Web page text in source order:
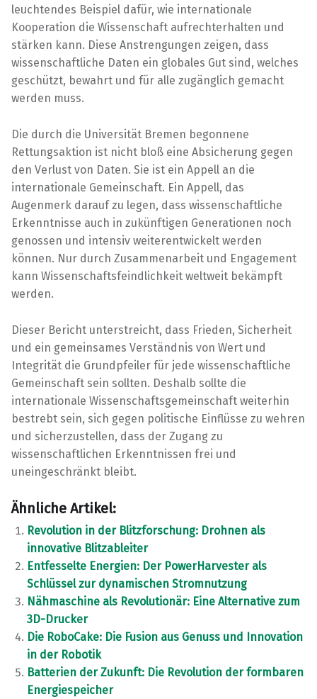
leuchtendes Beispiel dafür, wie internationale
Kooperation die Wissenschaft aufrechterhalten und
stärken kann. Diese Anstrengungen zeigen, dass
wissenschaftliche Daten ein globales Gut sind, welches
geschützt, bewahrt und für alle zugänglich gemacht
werden muss.
Die durch die Universität Bremen begonnene
Rettungsaktion ist nicht bloß eine Absicherung gegen
den Verlust von Daten. Sie ist ein Appell an die
internationale Gemeinschaft. Ein Appell, das
Augenmerk darauf zu legen, dass wissenschaftliche
Erkenntnisse auch in zukünftigen Generationen noch
genossen und intensiv weiterentwickelt werden
können. Nur durch Zusammenarbeit und Engagement
kann Wissenschaftsfeindlichkeit weltweit bekämpft
werden.
Dieser Bericht unterstreicht, dass Frieden, Sicherheit
und ein gemeinsames Verständnis von Wert und
Integrität die Grundpfeiler für jede wissenschaftliche
Gemeinschaft sein sollten. Deshalb sollte die
internationale Wissenschaftsgemeinschaft weiterhin
bestrebt sein, sich gegen politische Einflüsse zu wehren
und sicherzustellen, dass der Zugang zu
wissenschaftlichen Erkenntnissen frei und
uneingeschränkt bleibt.
Ähnliche Artikel:
Revolution in der Blitzforschung: Drohnen als
innovative Blitzableiter
Entfesselte Energien: Der PowerHarvester als
Schlüssel zur dynamischen Stromnutzung
Nähmaschine als Revolutionär: Eine Alternative zum
3D-Drucker
Die RoboCake: Die Fusion aus Genuss und Innovation
in der Robotik
Batterien der Zukunft: Die Revolution der formbaren
Energiespeicher